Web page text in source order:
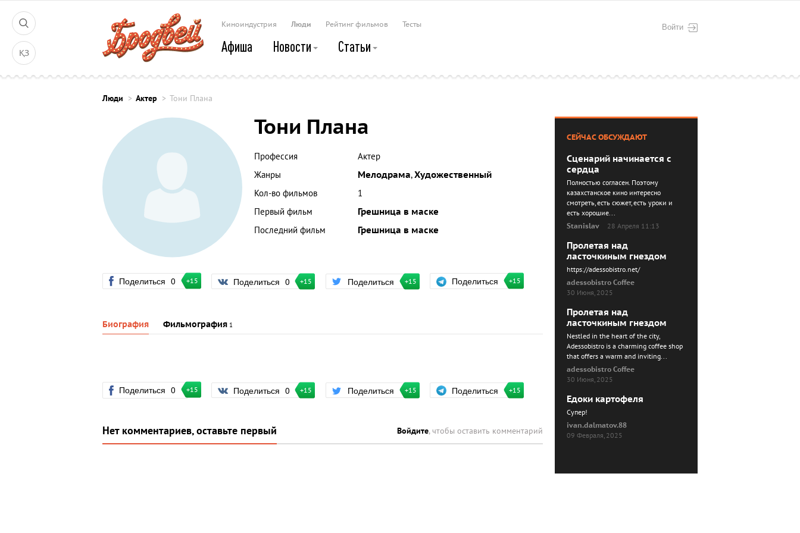
ҚЗ
Войти
Киноиндустрия Люди Рейтинг фильмов Тесты
Афиша Новости Статьи
Люди Актер Тони Плана
Тони Плана
Профессия
Актер
Жанры
Мелодрама,Художественный
Кол-во фильмов
1
Первый фильм
Грешница в маске
Последний фильм
Грешница в маске
Поделиться 0 +15 Поделиться 0 +15 Поделиться +15 Поделиться +15
Биография Фильмография 1
Поделиться 0 +15 Поделиться 0 +15 Поделиться +15 Поделиться +15
Нет комментариев, оставьте первый Войдите, чтобы оставить комментарий
СЕЙЧАС ОБСУЖДАЮТ
Сценарий начинается с
сердца
Полностью согласен. Поэтому
казахстанское кино интересно
смотреть, есть сюжет, есть уроки и
есть хорошие...
Stanislav
28 Апреля 11:13
Пролетая над
ласточкиным гнездом
https://adessobistro.net/
adessobistro Coffee
30 Июня, 2025
Пролетая над
ласточкиным гнездом
Nestled in the heart of the city,
Adessobistro is a charming coffee shop
that offers a warm and inviting...
adessobistro Coffee
30 Июня, 2025
Едоки картофеля
Cупер!
ivan.dalmatov.88
09 Февраля, 2025